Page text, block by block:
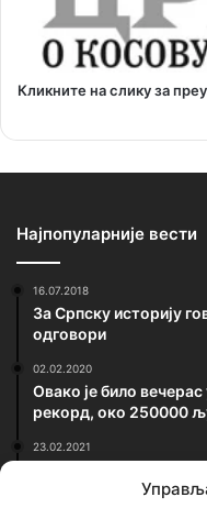
Кликните на слику за
Најпопуларније вести
16.07.2018
За Српску историју
одговори
02.02.2020
Овако је било вечерас
рекорд, око 250000
23.02.2021
једина истина о броју